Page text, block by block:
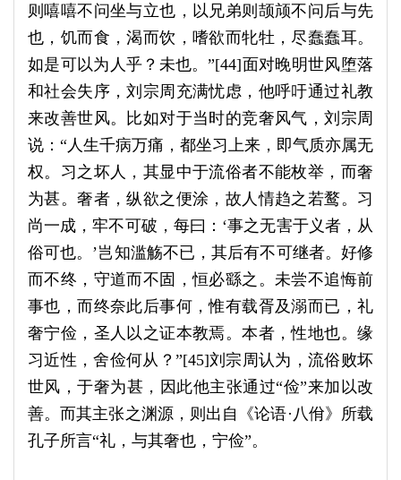
则嘻嘻不问坐与立也，以兄弟则颉颃不问后与先
也，饥而食，渴而饮，嗜欲而牝牡，尽蠢蠢耳。
如是可以为人乎？未也。”[44]面对晚明世风堕落
和社会失序，刘宗周充满忧虑，他呼吁通过礼教
来改善世风。比如对于当时的竞奢风气，刘宗周
说：“人生千病万痛，都坐习上来，即气质亦属无
权。习之坏人，其显中于流俗者不能枚举，而奢
为甚。奢者，纵欲之便涂，故人情趋之若鹜。习
尚一成，牢不可破，每曰：‘事之无害于义者，从
俗可也。’岂知滥觞不已，其后有不可继者。好修
而不终，守道而不固，恒必繇之。未尝不追悔前
事也，而终奈此后事何，惟有载胥及溺而已，礼
奢宁俭，圣人以之证本教焉。本者，性地也。缘
习近性，舍俭何从？”[45]刘宗周认为，流俗败坏
世风，于奢为甚，因此他主张通过“俭”来加以改
善。而其主张之渊源，则出自《论语·八佾》所载
孔子所言“礼，与其奢也，宁俭”。